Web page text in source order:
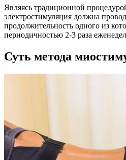
Являясь традиционной
электростимуляция должна
продолжительность одного из
периодичностью 2-3 раза
Суть метода